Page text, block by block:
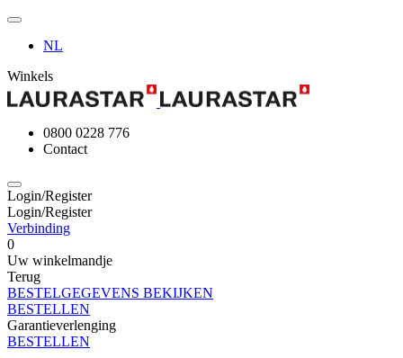
NL
Winkels
0800 0228 776
Contact
Login/Register
Login/Register
Verbinding
0
Uw winkelmandje
Terug
BESTELGEGEVENS BEKIJKEN
BESTELLEN
Garantieverlenging
BESTELLEN